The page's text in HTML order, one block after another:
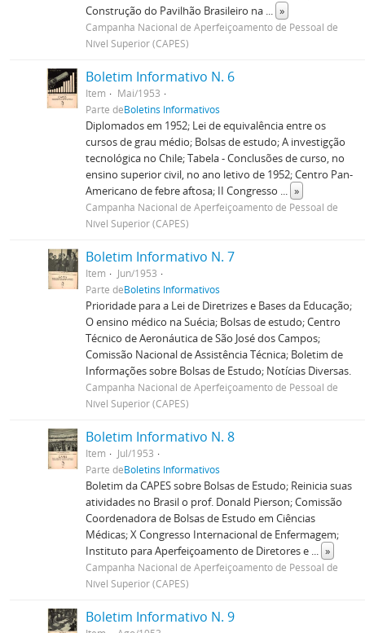
Construção do Pavilhão Brasileiro na ... »
Campanha Nacional de Aperfeiçoamento de Pessoal de
Nível Superior (CAPES)
Boletim Informativo N. 6
Item
Mai/1953
Parte deBoletins Informativos
Diplomados em 1952; Lei de equivalência entre os
cursos de grau médio; Bolsas de estudo; A investigção
tecnológica no Chile; Tabela - Conclusões de curso, no
ensino superior civil, no ano letivo de 1952; Centro Pan-
Americano de febre aftosa; II Congresso ... »
Campanha Nacional de Aperfeiçoamento de Pessoal de
Nível Superior (CAPES)
Boletim Informativo N. 7
Item
Jun/1953
Parte deBoletins Informativos
Prioridade para a Lei de Diretrizes e Bases da Educação;
O ensino médico na Suécia; Bolsas de estudo; Centro
Técnico de Aeronáutica de São José dos Campos;
Comissão Nacional de Assistência Técnica; Boletim de
Informações sobre Bolsas de Estudo; Notícias Diversas.
Campanha Nacional de Aperfeiçoamento de Pessoal de
Nível Superior (CAPES)
Boletim Informativo N. 8
Item
Jul/1953
Parte deBoletins Informativos
Boletim da CAPES sobre Bolsas de Estudo; Reinicia suas
atividades no Brasil o prof. Donald Pierson; Comissão
Coordenadora de Bolsas de Estudo em Ciências
Médicas; X Congresso Internacional de Enfermagem;
Instituto para Aperfeiçoamento de Diretores e ... »
Campanha Nacional de Aperfeiçoamento de Pessoal de
Nível Superior (CAPES)
Boletim Informativo N. 9